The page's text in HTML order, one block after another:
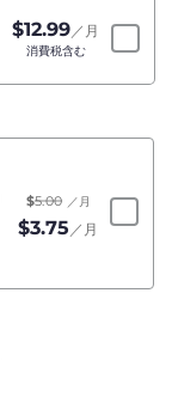
$12.99 ／月
消費税含む
$5.00 ／月
$3.75 ／月